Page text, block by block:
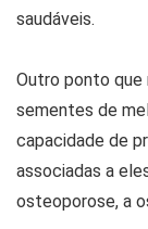
saudáveis.
Outro ponto
sementes de
capacidade de
associadas a
osteoporose, a